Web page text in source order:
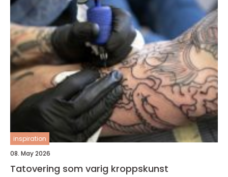
inspiration
08. May 2026
Tatovering som varig kroppskunst